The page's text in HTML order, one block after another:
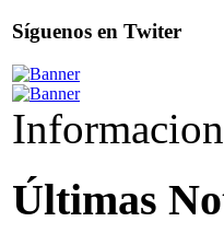
Síguenos en Twiter
Informacion
Últimas